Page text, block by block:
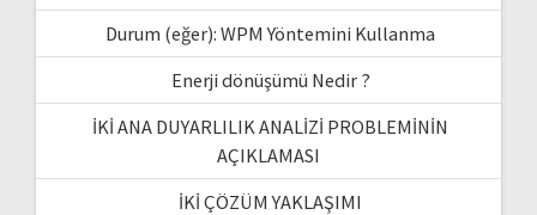
Durum (eğer): WPM Yöntemini Kullanma
Enerji dönüşümü Nedir ?
İKİ ANA DUYARLILIK ANALİZİ PROBLEMİNİN
AÇIKLAMASI
İKİ ÇÖZÜM YAKLAŞIMI